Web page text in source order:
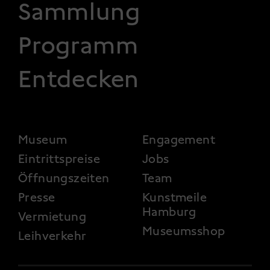
Sammlung
Programm
Entdecken
FOOTER 2
Museum
Eintrittspreise
Öffnungszeiten
Presse
Vermietung
Leihverkehr
Engagement
Jobs
Team
Kunstmeile
Hamburg
Museumsshop